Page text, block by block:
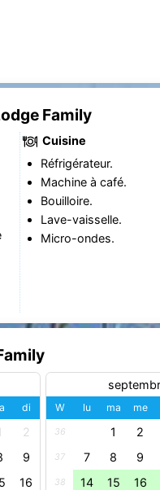
Family
Cuisine
Réfrigérateur.
Machine à café.
Bouilloire.
Lave-vaisselle.
Micro-ondes.
di
2
9
16
W lu ma me
36 1 2
37 7 8 9
38 14 15 16